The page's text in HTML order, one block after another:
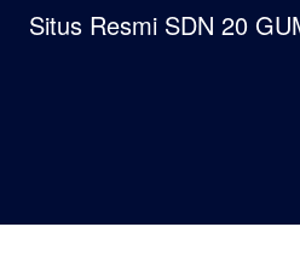
Situs Resmi SDN 20